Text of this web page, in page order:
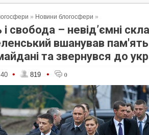
» Новини блогосфери »
і свобода – невід’ємні
вшанував пам'ять
та звернувся до
• 819 • 0